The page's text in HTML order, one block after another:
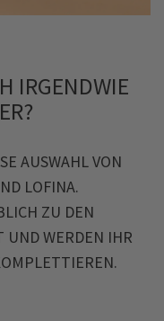
IRGENDWIE
AUSWAHL VON S
LOFINA.
ZU DEN
WERDEN IHR